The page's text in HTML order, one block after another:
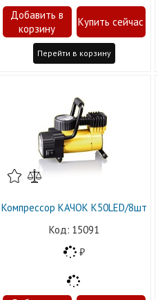
Перейти в корзину
Компрессор КАЧОК К50LED/8шт
15091